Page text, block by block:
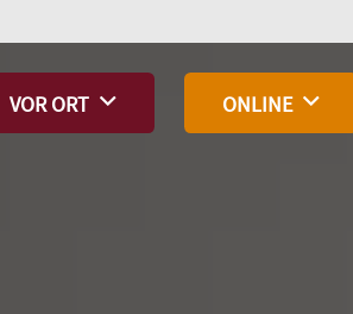
VOR ORT ONLINE